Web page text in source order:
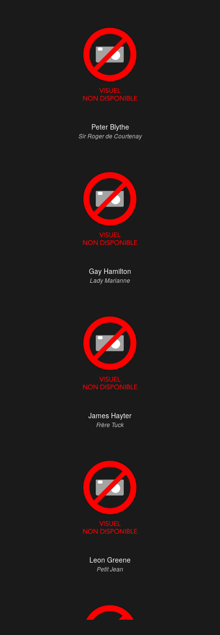
Peter Blythe
Sir Roger de Courtenay
Gay Hamilton
Lady Marianne
James Hayter
Frère Tuck
Leon Greene
Petit Jean